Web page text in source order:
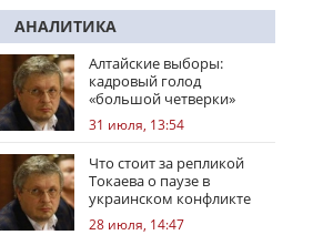
АНАЛИТИКА
Алтайские выборы:
кадровый голод
«большой четверки»
31 июля, 13:54
Что стоит за репликой
Токаева о паузе в
украинском конфликте
28 июля, 14:47